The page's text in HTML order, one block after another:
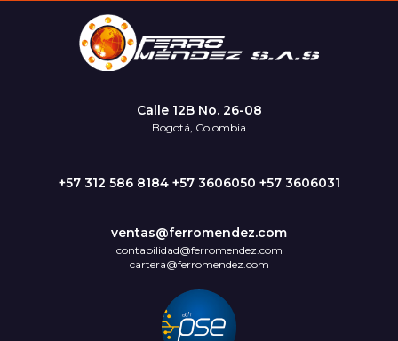
Calle 12B No. 26-08
Bogotá, Colombia
+57 312 586 8184 +57 3606050 +57 3606031
ventas@ferromendez.com
contabilidad@ferromendez.com
cartera@ferromendez.com